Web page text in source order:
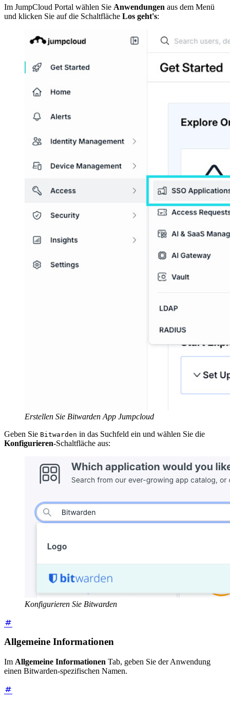
Im JumpCloud Portal wählen Sie Anwendungen aus dem Menü
und klicken Sie auf die Schaltfläche Los geht's:
Erstellen Sie Bitwarden App Jumpcloud
Geben Sie Bitwarden in das Suchfeld ein und wählen Sie die
Konfigurieren-Schaltfläche aus:
Konfigurieren Sie Bitwarden
Allgemeine Informationen
Im Allgemeine Informationen Tab, geben Sie der Anwendung
einen Bitwarden-spezifischen Namen.